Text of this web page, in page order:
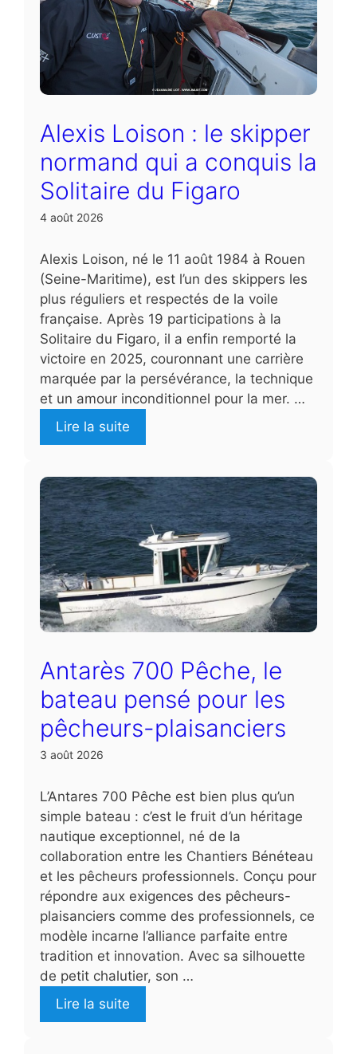
Alexis Loison : le skipper
normand qui a conquis la
Solitaire du Figaro
4 août 2026
Alexis Loison, né le 11 août 1984 à Rouen
(Seine-Maritime), est l’un des skippers les
plus réguliers et respectés de la voile
française. Après 19 participations à la
Solitaire du Figaro, il a enfin remporté la
victoire en 2025, couronnant une carrière
marquée par la persévérance, la technique
et un amour inconditionnel pour la mer. …
Lire la suite
Antarès 700 Pêche, le
bateau pensé pour les
pêcheurs-plaisanciers
3 août 2026
L’Antares 700 Pêche est bien plus qu’un
simple bateau : c’est le fruit d’un héritage
nautique exceptionnel, né de la
collaboration entre les Chantiers Bénéteau
et les pêcheurs professionnels. Conçu pour
répondre aux exigences des pêcheurs-
plaisanciers comme des professionnels, ce
modèle incarne l’alliance parfaite entre
tradition et innovation. Avec sa silhouette
de petit chalutier, son …
Lire la suite